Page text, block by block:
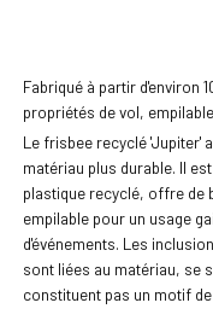
Fabriqué à partir d'environ
propriétés de vol, empilable
Le frisbee recyclé 'Jupiter'
matériau plus durable. Il
plastique recyclé, offre de
empilable pour un usage
d'événements. Les
sont liées au matériau, se
constituent pas un motif